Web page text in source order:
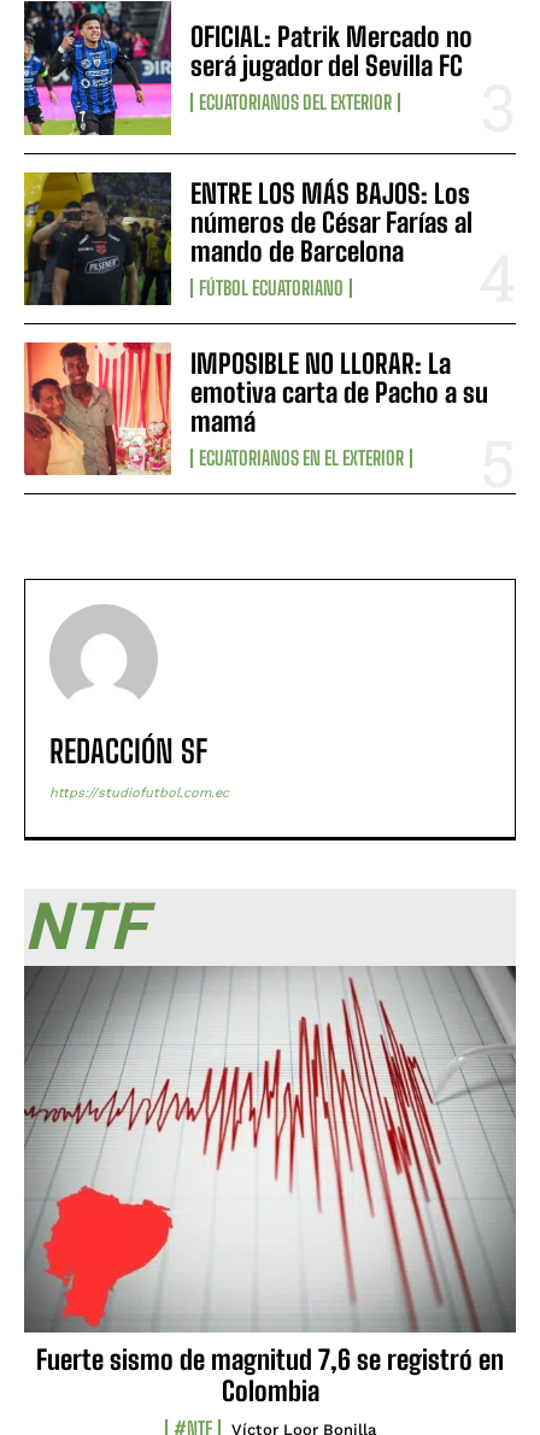
OFICIAL: Patrik Mercado no
será jugador del Sevilla FC
ECUATORIANOS DEL EXTERIOR
ENTRE LOS MÁS BAJOS: Los
números de César Farías al
mando de Barcelona
FÚTBOL ECUATORIANO
IMPOSIBLE NO LLORAR: La
emotiva carta de Pacho a su
mamá
ECUATORIANOS EN EL EXTERIOR
REDACCIÓN SF
https://studiofutbol.com.ec
NTF
Fuerte sismo de magnitud 7,6 se registró en
Colombia
#NTF Víctor Loor Bonilla